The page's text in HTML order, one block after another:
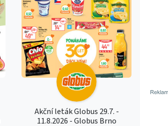
Akční leták Globus 29.7. -
11.8.2026 - Globus Brno